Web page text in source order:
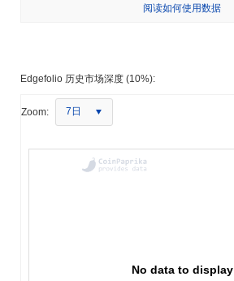
阅读如何使用数据
Edgefolio 历史市场深度 (10%):
Zoom: 7日
No data to display